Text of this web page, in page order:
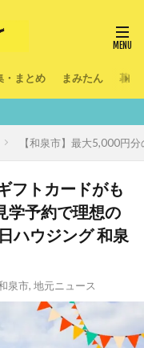
・まとめ まみたん 暮ら
【和泉市】最大5,000円
フトカードがも
学予約で理想の
ハウジング 和泉
泉市, 地元ニュース